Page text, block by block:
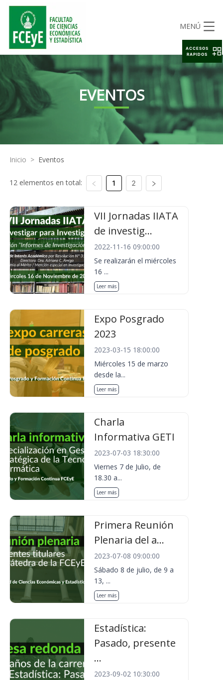
MENÚ
EVENTOS
Inicio > Eventos
12 elementos en total: 1 2
VII Jornadas IIATA
de investig...
2022-11-16 09:00:00
Se realizarán el miércoles
16 ...
Leer más
Expo Posgrado
2023
2023-03-15 18:00:00
Miércoles 15 de marzo
desde la...
Leer más
Charla
Informativa GETI
2023-07-03 18:30:00
Viernes 7 de Julio, de
18.30 a...
Leer más
Primera Reunión
Plenaria del a...
2023-07-08 09:00:00
Sábado 8 de julio, de 9 a
13, ...
Leer más
Estadística:
Pasado, presente
...
2023-09-02 10:30:00
ACCESOS
RAPIDOS